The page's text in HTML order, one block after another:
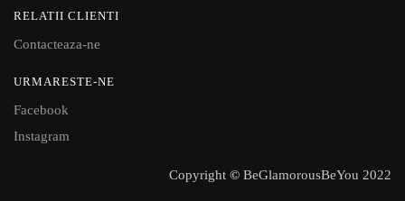
RELATII CLIENTI
Contacteaza-ne
URMARESTE-NE
Facebook
Instagram
Copyright © BeGlamorousBeYou 2022